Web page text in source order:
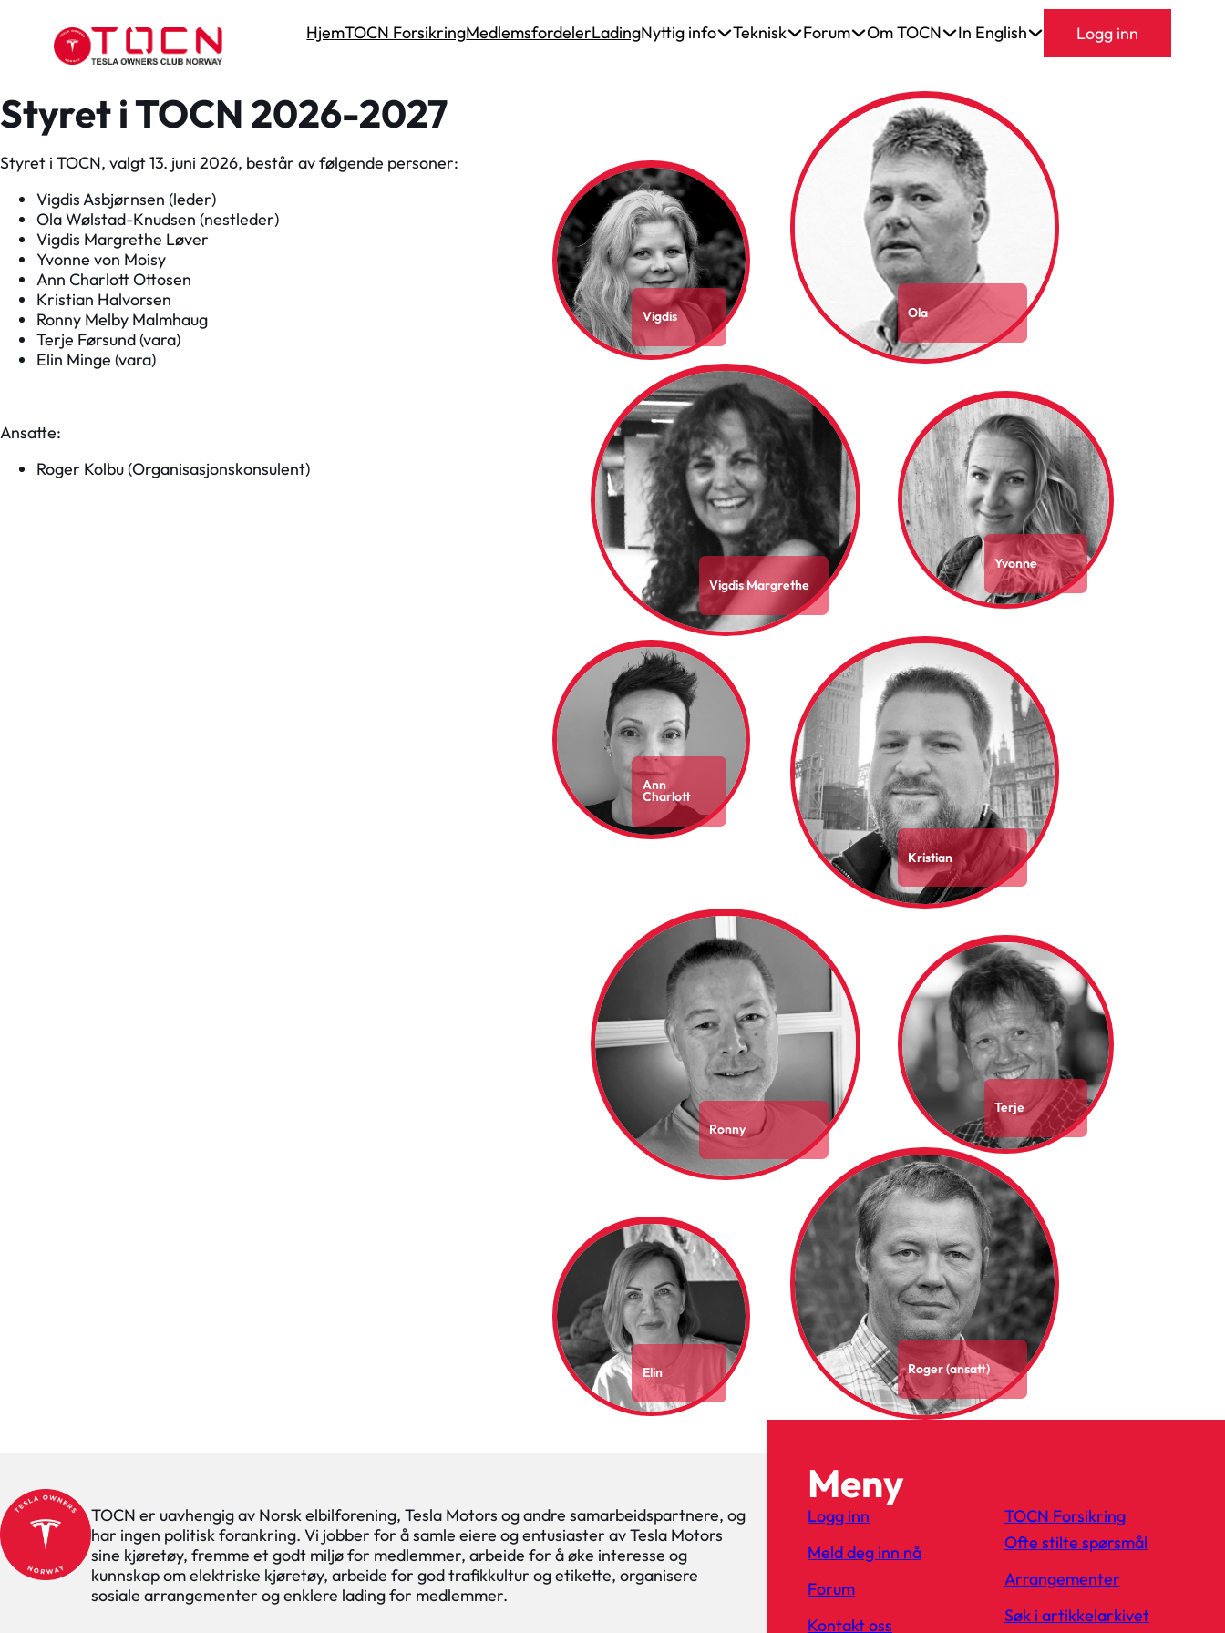
HjemTOCN ForsikringMedlemsfordelerLadingNyttig info Teknisk Forum Om TOCN In English Logg inn
Styret i TOCN 2026-2027
Styret i TOCN, valgt 13. juni 2026, består av følgende personer:
Vigdis Asbjørnsen (leder)
Ola Wølstad-Knudsen (nestleder)
Vigdis Margrethe Løver
Yvonne von Moisy
Ann Charlott Ottosen
Kristian Halvorsen
Ronny Melby Malmhaug
Terje Førsund (vara)
Elin Minge (vara)
Ansatte:
Roger Kolbu (Organisasjonskonsulent)
Vigdis Ola
Vigdis Margrethe
Yvonne
Ann
Charlott
Kristian
Ronny
Terje
Elin Roger (ansatt)
TOCN er uavhengig av Norsk elbilforening, Tesla Motors og andre samarbeidspartnere, og
har ingen politisk forankring. Vi jobber for å samle eiere og entusiaster av Tesla Motors
sine kjøretøy, fremme et godt miljø for medlemmer, arbeide for å øke interesse og
kunnskap om elektriske kjøretøy, arbeide for god trafikkultur og etikette, organisere
sosiale arrangementer og enklere lading for medlemmer.
Meny
Logg inn
Meld deg inn nå
Forum
Kontakt oss
TOCN Forsikring
Ofte stilte spørsmål
Arrangementer
Søk i artikkelarkivet